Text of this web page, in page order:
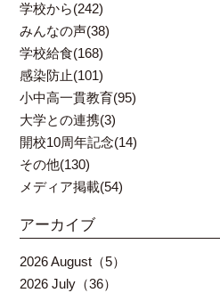
学校から(242)
みんなの声(38)
学校給食(168)
感染防止(101)
小中高一貫教育(95)
大学との連携(3)
開校10周年記念(14)
その他(130)
メディア掲載(54)
アーカイブ
2026 August（5）
2026 July（36）